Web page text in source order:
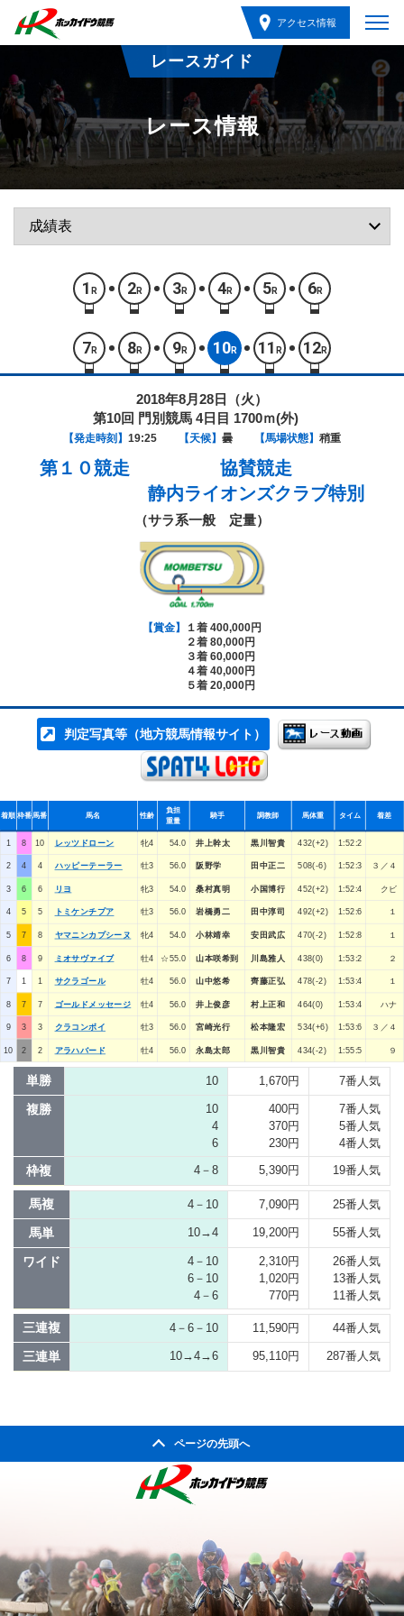
アクセス情報
レースガイド
レース情報
1 R 2R 3R 4R 5R 6R
7 R 8R 9R 10R 11 R 12R
2018年8月28日（火）
第10回 門別競馬 4日目 1700ｍ(外)
【発走時刻】 19:25 【天候】 曇 【馬場状態】 稍重
第１０競走
協賛競走
静内ライオンズクラブ特別
（サラ系一般 定量）
【賞金】
１着 400,000円
２着 80,000円
３着 60,000円
４着 40,000円
５着 20,000円
判定写真等（地方競馬情報サイト）
着順 枠番馬番 馬名 性齢
負担
重量
騎手 調教師 馬体重 タイム 着差
1 8 10 レッツドローン 牝4 54.0 井上幹太 黒川智貴 432(+2) 1:52:2
2 4 4 ハッピーテーラー 牡3 56.0 阪野学 田中正二 508(-6) 1:52:3 ３／４
3 6 6 リヨ 牝3 54.0 桑村真明 小国博行 452(+2) 1:52:4 クビ
4 5 5 トミケンチプア 牡3 56.0 岩橋勇二 田中淳司 492(+2) 1:52:6 １
5 7 8 ヤマニンカプシーヌ 牝4 54.0 小林靖幸 安田武広 470(-2) 1:52:8 １
6 8 9 ミオサヴァイブ 牡4 ☆55.0 山本咲希到 川島雅人 438(0) 1:53:2 ２
7 1 1 サクラゴール 牡4 56.0 山中悠希 齊藤正弘 478(-2) 1:53:4 １
8 7 7 ゴールドメッセージ 牡4 56.0 井上俊彦 村上正和 464(0) 1:53:4 ハナ
9 3 3 クラコンボイ 牡3 56.0 宮崎光行 松本隆宏 534(+6) 1:53:6 ３／４
10 2 2 アラハバード 牡4 56.0 永島太郎 黒川智貴 434(-2) 1:55:5 ９
単勝 10 1,670円 7番人気
複勝
10
4
6
400円
370円
230円
7番人気
5番人気
4番人気
枠複 4－8 5,390円 19番人気
馬複 4－10 7,090円 25番人気
馬単 10→4 19,200円 55番人気
ワイド
4－10
6－10
4－6
2,310円
1,020円
770円
26番人気
13番人気
11番人気
三連複 4－6－10 11,590円 44番人気
三連単 10→4→6 95,110円 287番人気
ページの先頭へ